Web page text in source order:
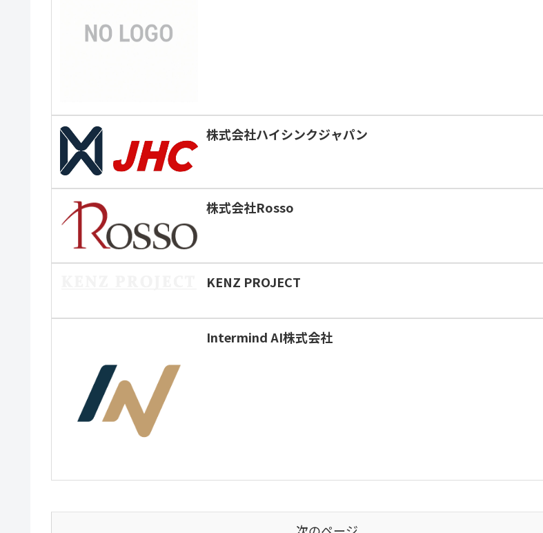
株式会社ハイシンクジャパン
株式会社Rosso
KENZ PROJECT
Intermind AI株式会社